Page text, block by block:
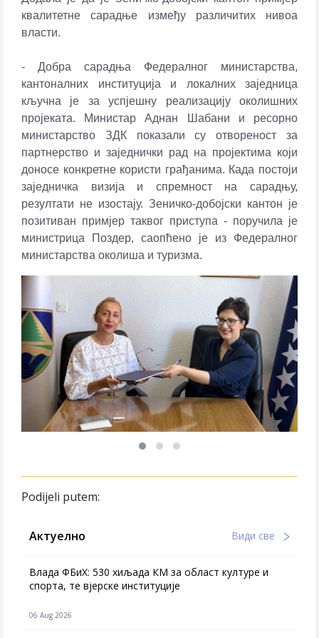
квалитетне сарадње између различитих нивоа
власти.
- Добра сарадња Федералног министарства,
кантоналних институција и локалних заједница
кључна је за успјешну реализацију околишних
пројеката. Министар Аднан Шабани и ресорно
министарство ЗДК показали су отвореност за
партнерство и заједнички рад на пројектима који
доносе конкретне користи грађанима. Када постоји
заједничка визија и спремност на сарадњу,
резултати не изостају. Зеничко-добојски кантон је
позитиван примјер таквог приступа - поручила је
министрица Поздер, саопћено је из Федералног
министарства околиша и туризма.
Podijeli putem:
Актуелно Види све
Влада ФБиХ: 530 хиљада КМ за област културе и
спорта, те вјерске институције
06 Aug 2026